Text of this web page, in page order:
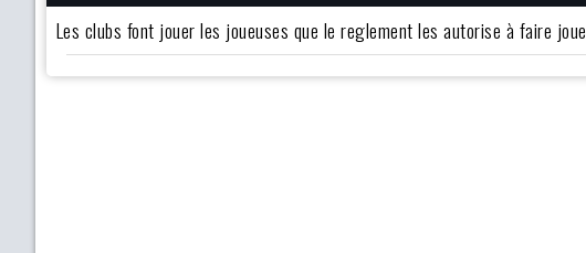
Les clubs font jouer les joueuses que le reglement les autorise à faire